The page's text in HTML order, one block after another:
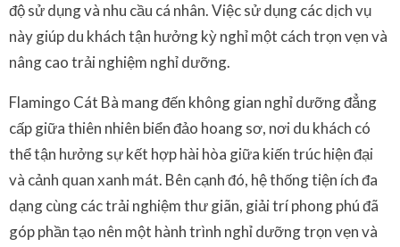
độ sử dụng và nhu cầu cá nhân. Việc sử dụng các dịch vụ
này giúp du khách tận hưởng kỳ nghỉ một cách trọn vẹn và
nâng cao trải nghiệm nghỉ dưỡng.
Flamingo Cát Bà mang đến không gian nghỉ dưỡng đẳng
cấp giữa thiên nhiên biển đảo hoang sơ, nơi du khách có
thể tận hưởng sự kết hợp hài hòa giữa kiến trúc hiện đại
và cảnh quan xanh mát. Bên cạnh đó, hệ thống tiện ích đa
dạng cùng các trải nghiệm thư giãn, giải trí phong phú đã
góp phần tạo nên một hành trình nghỉ dưỡng trọn vẹn và